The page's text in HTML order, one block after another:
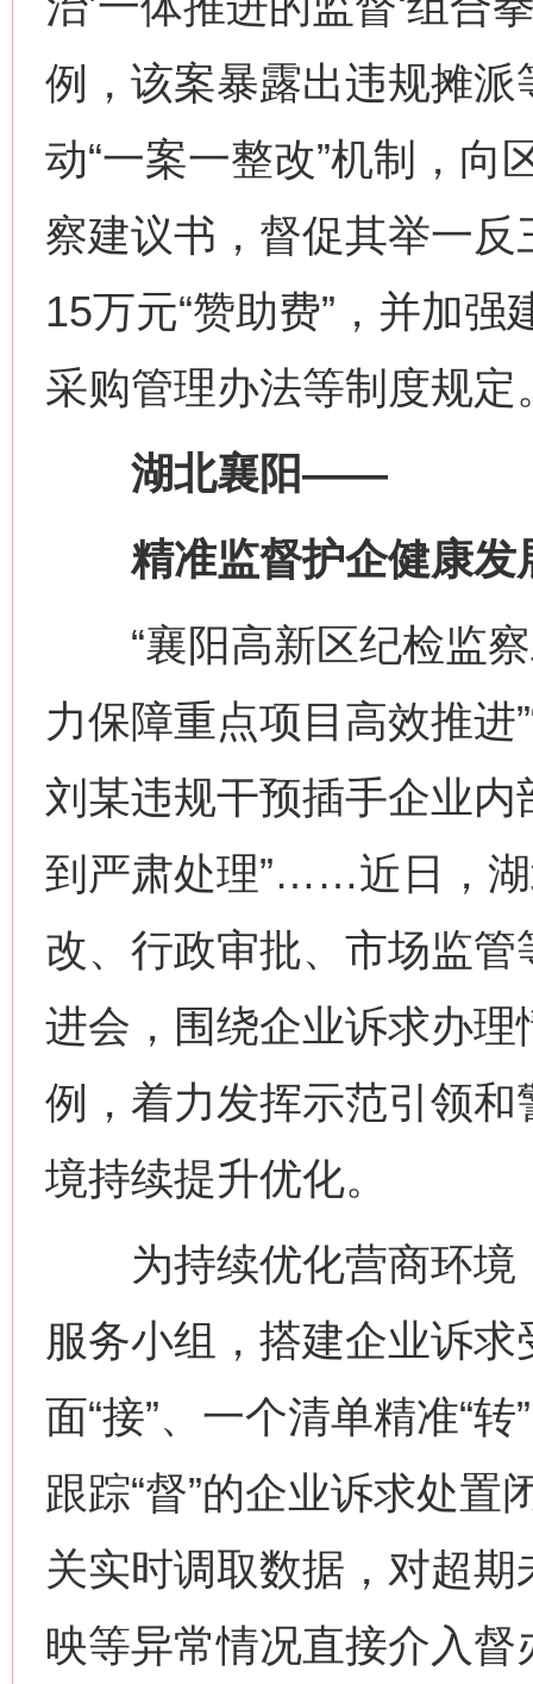
例，该案暴露出违规摊
动“一案一整改”机制，向
察建议书，督促其举一
15万元“赞助费”，并加
采购管理办法等制度规定
湖北襄阳——
精准监督护企健康发
“襄阳高新区纪检监察
力保障重点项目高效推进
刘某违规干预插手企业
到严肃处理”……近日，
改、行政审批、市场监
进会，围绕企业诉求办
例，着力发挥示范引领
境持续提升优化。
为持续优化营商环境
服务小组，搭建企业诉
面“接”、一个清单精准“
跟踪“督”的企业诉求处
关实时调取数据，对超
映等异常情况直接介入